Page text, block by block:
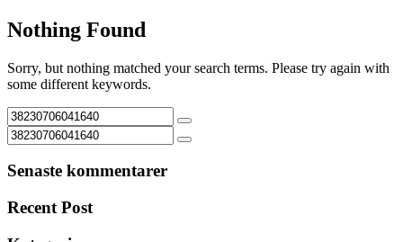
Nothing Found
Sorry, but nothing matched your search terms. Please try again with
some different keywords.
Senaste kommentarer
Recent Post